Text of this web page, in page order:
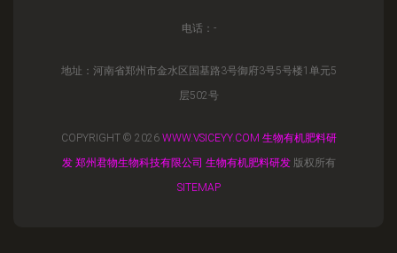
电话：-
地址：河南省郑州市金水区国基路3号御府3号5号楼1单元5
层502号
COPYRIGHT © 2026 WWW.VSICEYY.COM 生物有机肥料研
发 郑州君物生物科技有限公司 生物有机肥料研发版权所有
SITEMAP